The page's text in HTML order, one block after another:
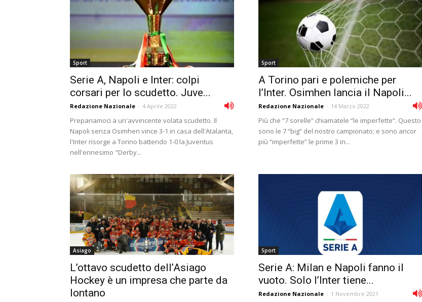
Sport
Serie A, Napoli e Inter: colpi
corsari per lo scudetto. Juve...
Redazione Nazionale - 4 Aprile 2022
Prepariamoci a un'avvincente volata scudetto. Il
Napoli senza Osimhen vince 3-1 in casa dell'Atalanta,
l'Inter risorge a Torino battendo 1-0 la Juventus
nell'ennesimo "Derby...
Sport
A Torino pari e polemiche per
l’Inter. Osimhen lancia il Napoli...
Redazione Nazionale - 14 Marzo 2022
Più che “7 sorelle” chiamatele “le imperfette”. Questo
sono le 7 “big” del nostro campionato; e sono ancor
più “imperfette” le prime 3 in...
Asiago
L’ottavo scudetto dell’Asiago
Hockey è un impresa che parte da
lontano
Sport
Serie A: Milan e Napoli fanno il
vuoto. Solo l’Inter tiene...
Redazione Nazionale - 1 Novembre 2021